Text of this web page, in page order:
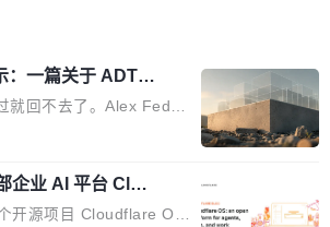
：一篇关于 ADT
就回不去了。Alex Fedos
基石"。 他说的东西不新
），尤其是和类型
清楚了一件事：这不是类
日常编码的思维方式。 文
企业 AI 平台 Clou
开源项目 Cloudflare O